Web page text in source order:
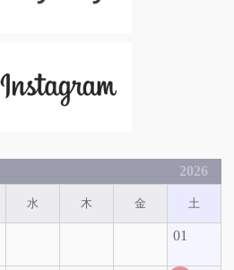
2026
水 木 金 土
01